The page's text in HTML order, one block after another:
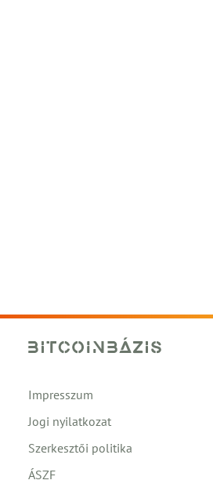
Impresszum
Jogi nyilatkozat
Szerkesztői politika
ÁSZF